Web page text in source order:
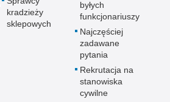
kradzieży
sklepowych
byłych
funkcjonariuszy
Najczęściej
zadawane
pytania
Rekrutacja na
stanowiska
cywilne